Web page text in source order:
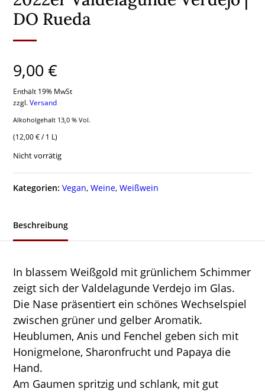
DO Rueda
9,00€
Enthält 19% MwSt
(12,00€/ 1 L)
Alkoholgehalt 13,0 % Vol.
zzgl.Versand
Nicht vorrätig
Kategorien: Vegan,Weine,Weißwein
Beschreibung
In blassem Weißgold mit grünlichem Schimmer
zeigt sich der Valdelagunde Verdejo im Glas.
Die Nase präsentiert ein schönes Wechselspiel
zwischen grüner und gelber Aromatik.
Heublumen, Anis und Fenchel geben sich mit
Honigmelone, Sharonfrucht und Papaya die
Hand.
Am Gaumen spritzig und schlank, mit gut